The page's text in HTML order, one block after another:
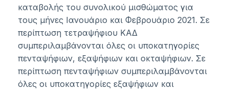
καταβολής του συνολικού μισθώματος για
τους μήνες Ιανουάριο και Φεβρουάριο 2021. Σε
περίπτωση τετραψήφιου ΚΑΔ
συμπεριλαμβάνονται όλες οι υποκατηγορίες
πενταψήφιων, εξαψήφιων και οκταψήφιων. Σε
περίπτωση πενταψήφιων συμπεριλαμβάνονται
όλες οι υποκατηγορίες εξαψήφιων και